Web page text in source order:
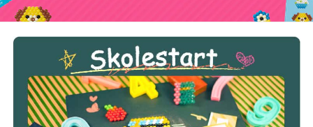
Hvad er Aquabeads?
Videoer